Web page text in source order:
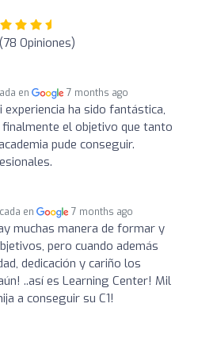
Opiniones)
en 7 months ago
experiencia ha sido fantástica,
el objetivo que tanto
pude conseguir.
en 7 months ago
muchas manera de formar y
pero cuando además
dedicación y cariño los
..así es Learning Center! Mil
a conseguir su C1!